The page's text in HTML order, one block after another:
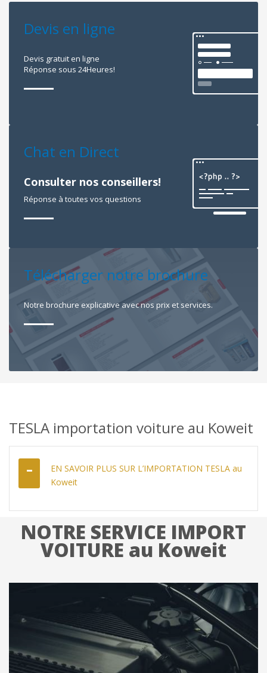
Devis en ligne
Devis gratuit en ligne
Réponse sous 24Heures!
Chat en Direct
Consulter nos conseillers!
Réponse à toutes vos questions
Télécharger notre brochure
Notre brochure explicative avec nos prix et services.
TESLA importation voiture au Koweit
EN SAVOIR PLUS SUR L’IMPORTATION TESLA au
Koweit
NOTRE SERVICE IMPORT
VOITURE au Koweit